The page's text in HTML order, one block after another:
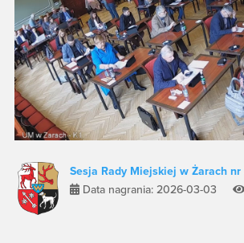
Sesja Rady Miejskiej w Żarach
Data nagrania: 2026-03-03